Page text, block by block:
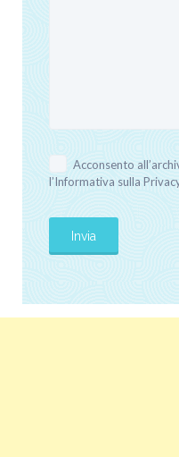
Acconsento
l’Informativa sulla